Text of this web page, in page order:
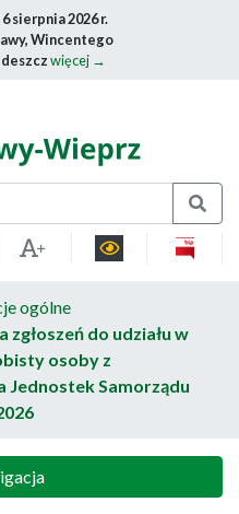
sierpnia 2026 r.
Wincentego
więcej →
Szukaj
ogólne
zgłoszeń do udziału w
osoby z
Jednostek Samorządu